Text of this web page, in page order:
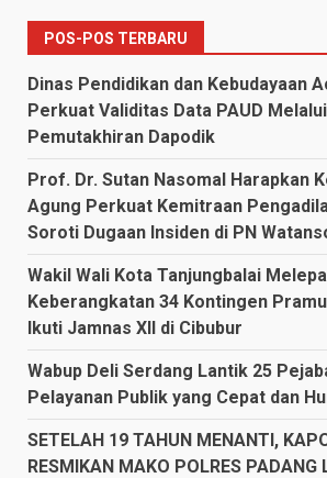
POS-POS TERBARU
Dinas Pendidikan dan Kebudayaan
Perkuat Validitas Data PAUD
Pemutakhiran Dapodik
Prof. Dr. Sutan Nasomal Harapkan
Agung Perkuat Kemitraan
Soroti Dugaan Insiden di PN
Wakil Wali Kota Tanjungbalai
Keberangkatan 34 Kontingen
Ikuti Jamnas XII di Cibubur
Wabup Deli Serdang Lantik 25
Pelayanan Publik yang Cepat dan
SETELAH 19 TAHUN MENANTI,
RESMIKAN MAKO POLRES PADANG